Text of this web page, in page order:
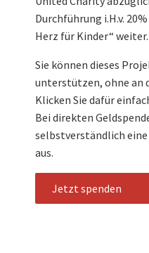
Durchführung i.H.v.
Herz für Kinder“ weiter.
Sie können dieses
unterstützen, ohne an
Klicken Sie dafür
Bei direkten
selbstverständlich
aus.
Jetzt spenden